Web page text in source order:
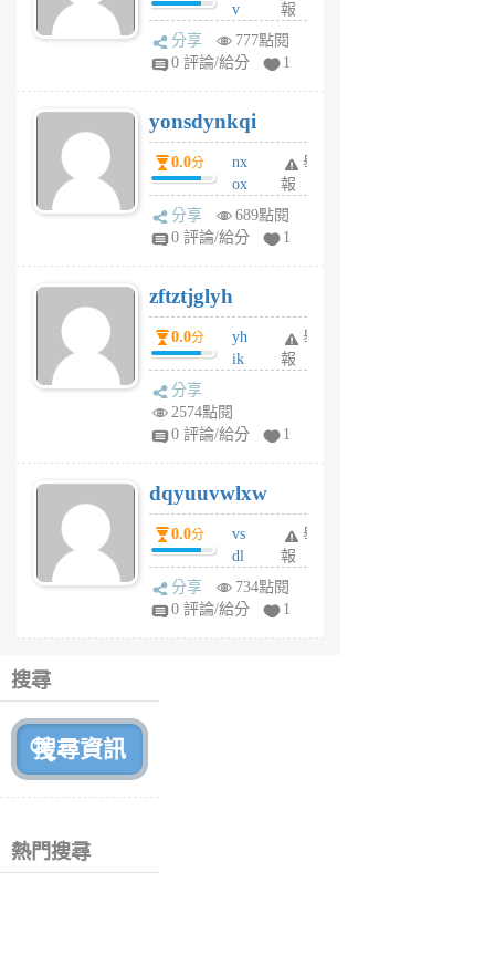
前
v
wt
sv
6
個
月
前
報
分享
777點閱
0 評論/給分
1
yonsdynkqi
0.0分
nx
ox
rh
pe
月
前
舉
報
分享
689點閱
0 評論/給分
1
zftztjglyh
0.0分
yh
ik
tu
6
個
月
前
舉
報
分享
2574點閱
0 評論/給分
1
dqyuuvwlxw
0.0分
vs
dl
sq
fy
舉
報
分享
734點閱
0 評論/給分
1
搜尋
熱門搜尋